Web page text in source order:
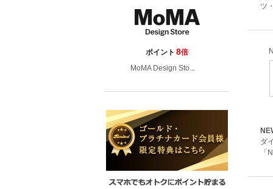
ポイント 8倍
MoMA Design Sto...
ツ
ダ
「